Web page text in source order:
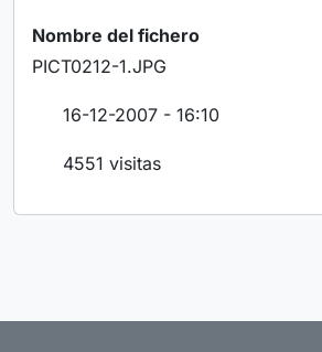
Nombre del fichero
PICT0212-1.JPG
16-12-2007 - 16:10
4551 visitas